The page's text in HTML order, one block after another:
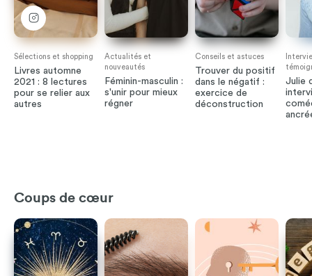
Sélections et shopping
Livres automne
2021 : 8 lectures
pour se relier aux
autres
Actualités et
nouveautés
Féminin-masculin :
s'unir pour mieux
régner
Conseils et astuces
Trouver du positif
dans le négatif :
exercice de
déconstruction
Julie
Coups de cœur